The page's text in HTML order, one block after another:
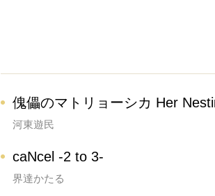
傀儡のマトリョーシカ Her
河東遊民
caNcel -2 to 3-
界達かたる